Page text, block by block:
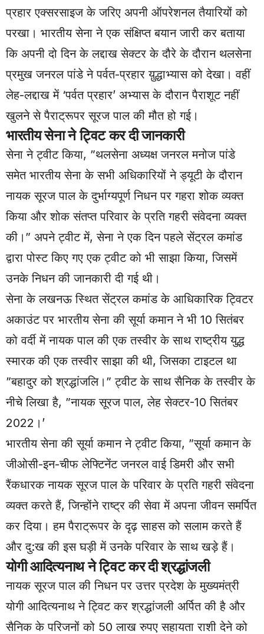
प्रहार एक्सरसाइज के जरिए अपनी ऑपरेशनल तैयारियों को
परखा। भारतीय सेना ने एक संक्षिप्त बयान जारी कर बताया
कि अपनी दो दिन के लद्दाख सेक्टर के दौरे के दौरान थलसेना
प्रमुख जनरल पांडे ने पर्वत-प्रहार य़ुद्धाभ्यास को देखा। वहीं
लेह-लद्दाख में ‘पर्वत प्रहार’ अभ्यास के दौरान पैराशूट नहीं
खुलने से पैराट्रूपर सूरज पाल की मौत हो गई।
भारतीय सेना ने ट्विट कर दी जानकारी
सेना ने ट्वीट किया, ”थलसेना अध्यक्ष जनरल मनोज पांडे
समेत भारतीय सेना के सभी अधिकारियों ने ड्यूटी के दौरान
नायक सूरज पाल के दुर्भाग्यपूर्ण निधन पर गहरा शोक व्यक्त
किया और शोक संतप्त परिवार के प्रति गहरी संवेदना व्यक्त
की।” अपने ट्वीट में, सेना ने एक दिन पहले सेंट्रल कमांड
द्वारा पोस्ट किए गए एक ट्वीट को भी साझा किया, जिसमें
उनके निधन की जानकारी दी गई थी।
सेना के लखनऊ स्थित सेंट्रल कमांड के आधिकारिक ट्विटर
अकाउंट पर भारतीय सेना की सूर्या कमान ने भी 10 सितंबर
को वर्दी में नायक पाल की एक तस्वीर के साथ राष्ट्रीय युद्ध
स्मारक की एक तस्वीर साझा की थी, जिसका टाइटल था
”बहादुर को श्रद्धांजलि।” ट्वीट के साथ सैनिक के तस्वीर के
नीचे लिखा है, ”नायक सूरज पाल, लेह सेक्टर-10 सितंबर
2022।’
भारतीय सेना की सूर्या कमान ने ट्वीट किया, ”सूर्या कमान के
जीओसी-इन-चीफ लेफ्टिनेंट जनरल वाई डिमरी और सभी
रैंकधारक नायक सूरज पाल के परिवार के प्रति गहरी संवेदना
व्यक्त करते हैं, जिन्होंने राष्ट्र की सेवा में अपना जीवन समर्पित
कर दिया। हम पैराट्रूपर के दृढ़ साहस को सलाम करते हैं
और दु:ख की इस घड़ी में उनके परिवार के साथ खड़े हैं।
योगी आदित्यनाथ ने ट्विट कर दी श्रद्धांजली
नायक सूरज पाल की निधन पर उत्तर प्रदेश के मुख्यमंत्री
योगी आदित्यनाथ ने ट्विट कर श्रद्धांजली अर्पित की है और
सैनिक के परिजनों को 50 लाख रुपए सहायता राशी देने को